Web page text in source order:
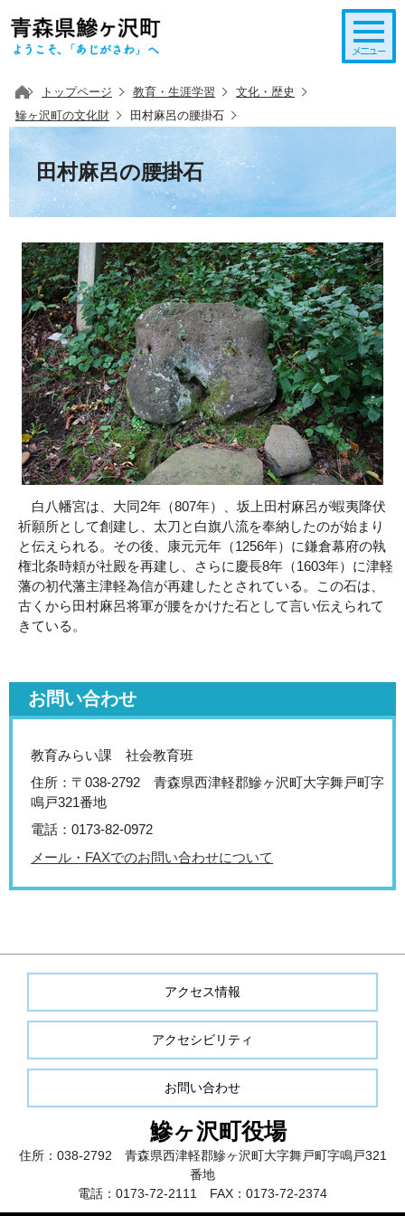
トップページ 教育・生涯学習
文化・歴史
鰺ヶ沢町の文化財
田村麻呂の腰掛石
田村麻呂の腰掛石
白八幡宮は、大同2年（807年）、坂上田村麻呂が蝦夷降伏
祈願所として創建し、太刀と白旗八流を奉納したのが始まり
と伝えられる。その後、康元元年（1256年）に鎌倉幕府の執
権北条時頼が社殿を再建し、さらに慶長8年（1603年）に津軽
藩の初代藩主津軽為信が再建したとされている。この石は、
古くから田村麻呂将軍が腰をかけた石として言い伝えられて
きている。
お問い合わせ
教育みらい課 社会教育班
住所：〒038-2792 青森県西津軽郡鰺ヶ沢町大字舞戸町字
鳴戸321番地
電話：0173-82-0972
メール・FAXでのお問い合わせについて
アクセス情報
アクセシビリティ
お問い合わせ
鰺ヶ沢町役場
住所：038-2792 青森県西津軽郡鰺ヶ沢町大字舞戸町字鳴戸321
番地
電話：0173-72-2111 FAX：0173-72-2374